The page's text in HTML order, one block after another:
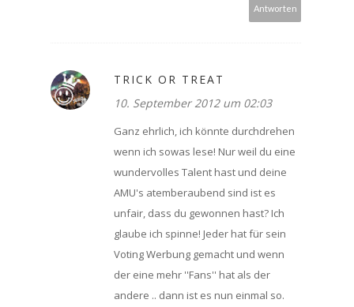
Antworten
TRICK OR TREAT
10. September 2012 um 02:03
Ganz ehrlich, ich könnte durchdrehen
wenn ich sowas lese! Nur weil du eine
wundervolles Talent hast und deine
AMU's atemberaubend sind ist es
unfair, dass du gewonnen hast? Ich
glaube ich spinne! Jeder hat für sein
Voting Werbung gemacht und wenn
der eine mehr ''Fans'' hat als der
andere .. dann ist es nun einmal so.